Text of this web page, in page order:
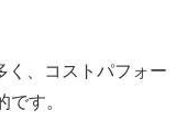
く、コストパフォー
す。